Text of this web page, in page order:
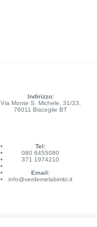
Indirizzo:
Via Monte S. Michele, 31/33,
76011 Bisceglie BT
Tel:
080 6455080
371 1974210
Email:
info@verdemelabimbi.it